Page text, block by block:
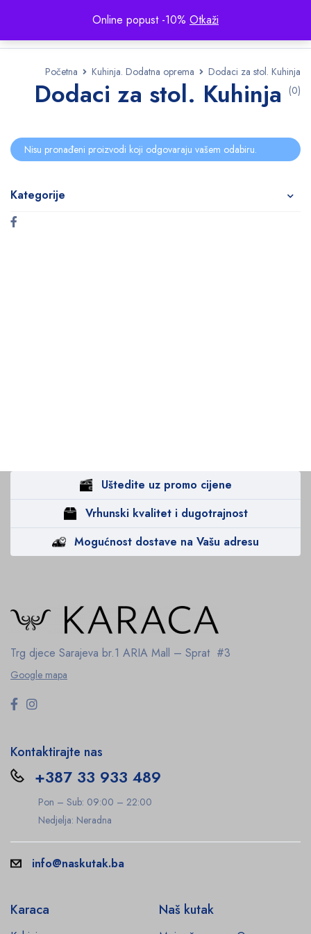
Online popust -10% Otkaži
Početna Kuhinja. Dodatna oprema Dodaci za stol. Kuhinja
Dodaci za stol. Kuhinja (0)
Kategorije
Nisu pronađeni proizvodi koji odgovaraju vašem odabiru.
Uštedite uz promo cijene
Vrhunski kvalitet i dugotrajnost
Mogućnost dostave na Vašu adresu
Trg djece Sarajeva br.1 ARIA Mall – Sprat #3
Google mapa
Kontaktirajte nas
+387 33 933 489
Pon – Sub: 09:00 – 22:00
Nedjelja: Neradna
info@naskutak.ba
Karaca Naš kutak